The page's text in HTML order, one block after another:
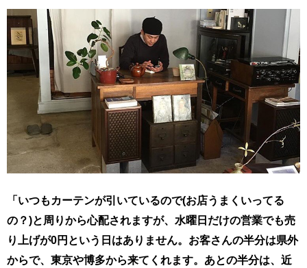
「いつもカーテンが引いているので(お店うまくいってる
の？)と周りから心配されますが、水曜日だけの営業でも売
り上げが0円という日はありません。お客さんの半分は県外
からで、東京や博多から来てくれます。あとの半分は、近